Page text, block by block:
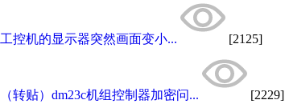
工控机的显示器突然画面变小... [2125]
（转贴）dm23c机组控制器加密问... [2229]